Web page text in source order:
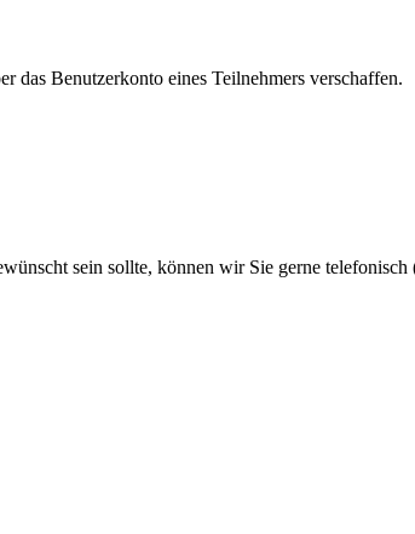
das Benutzerkonto eines Teilnehmers verschaffen.
sein sollte, können wir Sie gerne telefonisch